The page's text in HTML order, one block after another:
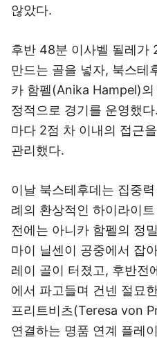
않았다.
후반 48분 이사벨 될레가
만드는 골을 넣자, 북스테
카 함펠(Anika Hampel)
정적으로 경기를 운영했
마다 2점 차 이내의 접근
관리했다.
이날 북스테후데는 집중
례의 환상적인 하이라이
전에는 아니카 함펠의 정
마이 닐센이 공중에서 잡
레이 골이 터졌고, 후반전
에서 파고들며 건넨 절묘
프리트비츠(Teresa von
연결하는 명품 연계 플레